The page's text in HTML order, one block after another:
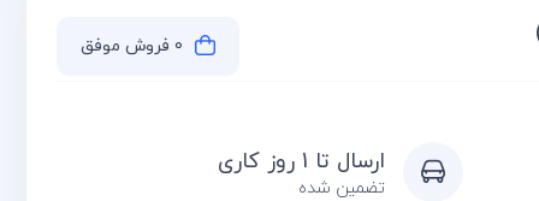
0 فروش موفق
ارسال تا 1 روز کاری
تضمین شده